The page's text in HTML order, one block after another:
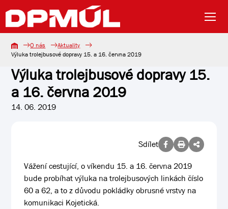
O nás
Aktuality
Výluka trolejbusové dopravy 15. a 16. června 2019
Výluka trolejbusové dopravy 15.
a 16. června 2019
14. 06. 2019
Sdílet
Vážení cestující, o víkendu 15. a 16. června 2019
bude probíhat výluka na trolejbusových linkách číslo
60 a 62, a to z důvodu pokládky obrusné vrstvy na
komunikaci Kojetická.